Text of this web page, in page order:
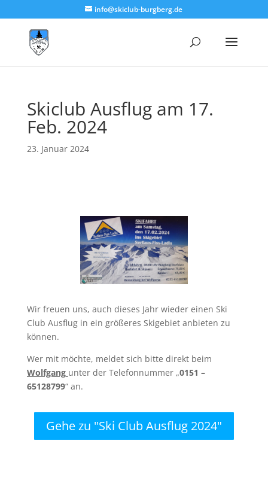
info@skiclub-burgberg.de
Skiclub Ausflug am 17.
Feb. 2024
23. Januar 2024
Wir freuen uns, auch dieses Jahr wieder einen Ski
Club Ausflug in ein größeres Skigebiet anbieten zu
können.
Wer mit möchte, meldet sich bitte direkt beim
Wolfgang unter der Telefonnummer „0151 –
65128799“ an.
Gehe zu "Ski Club Ausflug 2024"